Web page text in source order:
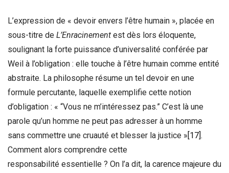
L’expression de « devoir envers l’être humain », placée en
sous-titre de L’Enracinement est dès lors éloquente,
soulignant la forte puissance d’universalité conférée par
Weil à l’obligation : elle touche à l’être humain comme entité
abstraite. La philosophe résume un tel devoir en une
formule percutante, laquelle exemplifie cette notion
d’obligation : « “Vous ne m’intéressez pas.” C’est là une
parole qu’un homme ne peut pas adresser à un homme
sans commettre une cruauté et blesser la justice »[17].
Comment alors comprendre cette
responsabilité essentielle ? On l’a dit, la carence majeure du